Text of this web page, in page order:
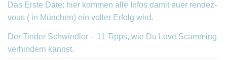
Das Erste Date: hier kommen alle Infos damit euer rendez-
vous ( in München) ein voller Erfolg wird.
Der Tinder Schwindler – 11 Tipps, wie Du Love Scamming
verhindern kannst.